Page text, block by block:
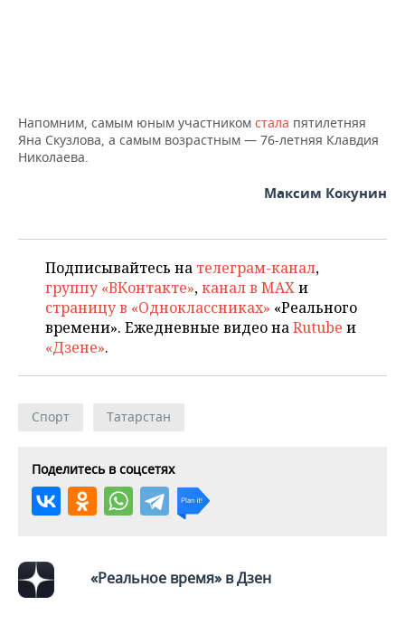
Напомним, самым юным участником стала пятилетняя
Яна Скузлова, а самым возрастным — 76-летняя Клавдия
Николаева.
Максим Кокунин
Подписывайтесь на телеграм-канал,
группу «ВКонтакте»,канал в MAXи
страницу в «Одноклассниках» «Реального
времени». Ежедневные видео наRutube и
«Дзене».
Спорт Татарстан
Поделитесь в соцсетях
«Реальное время» в Дзен